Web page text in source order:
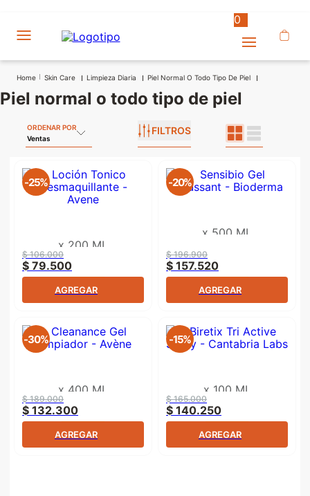
0
Skin Care Limpieza Diaria Piel Normal O Todo Tipo De Piel
piel normal o todo tipo de piel
ORDENAR POR
Ventas
FILTROS
-25%
x 200 ML
$ 106.000
$ 79.500
AGREGAR
-20%
x 500 ML
$ 196.900
$ 157.520
AGREGAR
-30%
x 400 ML
$ 189.000
$ 132.300
AGREGAR
-15%
x 100 ML
$ 165.000
$ 140.250
AGREGAR